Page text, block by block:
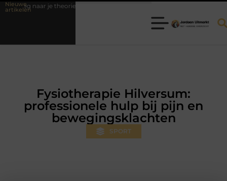
Nieuwe
artikelen
je theorie-examen
Fysiotherapie Hilversum:
professionele hulp bij pijn en
bewegingsklachten
SPORT